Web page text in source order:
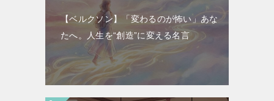
【ベルクソン】「変わるのが怖い」あな
たへ。人生を“創造”に変える名言